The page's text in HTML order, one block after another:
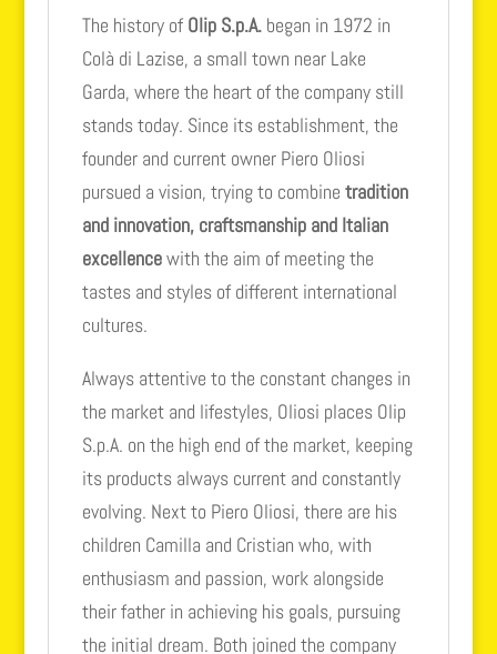
The history of Olip S.p.A.began in 1972 in
Colà di Lazise, a small town near Lake
Garda, where the heart of the company still
stands today. Since its establishment, the
founder and current owner Piero Oliosi
pursued a vision, trying to combine tradition
and innovation, craftsmanship and Italian
excellencewith the aim of meeting the
tastes and styles of different international
cultures.
Always attentive to the constant changes in
the market and lifestyles, Oliosi places Olip
S.p.A. on the high end of the market, keeping
its products always current and constantly
evolving. Next to Piero Oliosi, there are his
children Camilla and Cristian who, with
enthusiasm and passion, work alongside
their father in achieving his goals, pursuing
the initial dream. Both joined the company